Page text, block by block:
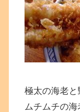
極太の海老
ムチムチの